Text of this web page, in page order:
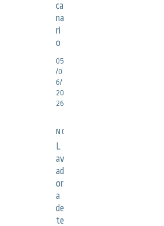
ca
na
ri
o
05
/0
6/
20
26
NOTICIAS
L
av
ad
or
a
de
te